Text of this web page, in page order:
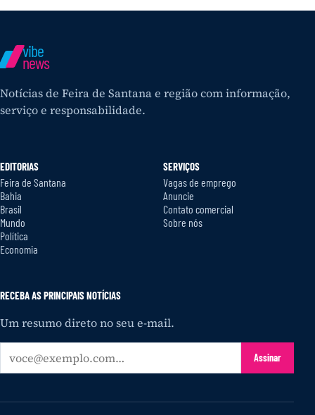
vibe
news
Notícias de Feira de Santana e região com informação,
serviço e responsabilidade.
EDITORIAS
Feira de Santana
Bahia
Brasil
Mundo
Política
Economia
SERVIÇOS
Vagas de emprego
Anuncie
Contato comercial
Sobre nós
RECEBA AS PRINCIPAIS NOTÍCIAS
Um resumo direto no seu e-mail.
Assinar